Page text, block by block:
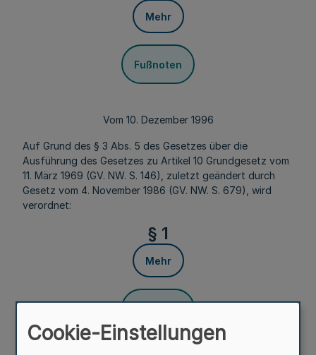
Mehr
Fußnoten
Vom 10. Dezember 1996
Auf Grund des § 3 Abs. 5 des Gesetzes über die
Ausführung des Gesetzes zu Artikel 10 Grundgesetz vom
11. März 1969 (GV. NW. S. 146), zuletzt geändert durch
Gesetz vom 4. November 1986 (GV. NW. S. 679), wird
verordnet:
§ 1
Mehr
Cookie-Einstellungen